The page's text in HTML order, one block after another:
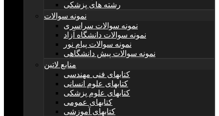
رشته های پزشکی
نمونه سوالات
نمونه سوالات سراسری
نمونه سوالات دانشگاه آزاد
نمونه سوالات پیام نور
نمونه سوالات پیش دانشگاهی
منابع لاتین
کتابهای فنی مهندسی
کتابهای علوم انسانی
کتابهای علوم پزشکی
کتابهای عمومی
کتابهای آموزشی